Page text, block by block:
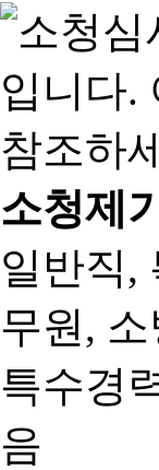
소청제
일반직,
무원,
특수경
음